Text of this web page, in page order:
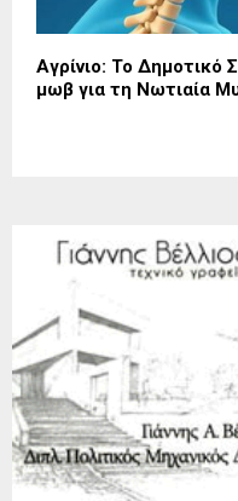
Αγρίνιο: Το Δημοτικό
μωβ για τη Νωτιαία